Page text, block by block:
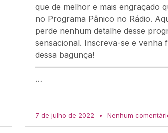
que de melhor e mais engraçado
no Programa Pânico no Rádio.
perde nenhum detalhe desse
sensacional. Inscreva-se e venha
dessa bagunça!
…
7 de julho de 2022 Nenhum